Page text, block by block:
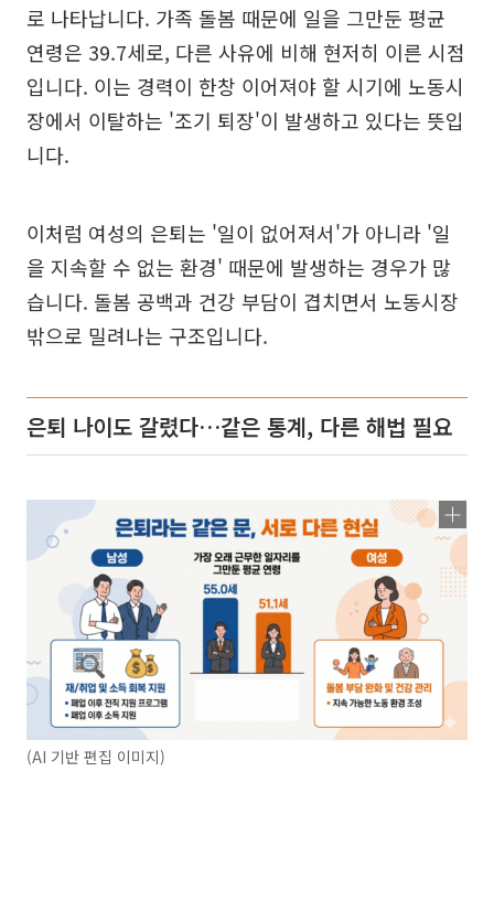
로 나타납니다. 가족 돌봄 때문에 일을 그만둔 평균
연령은 39.7세로, 다른 사유에 비해 현저히 이른 시점
입니다. 이는 경력이 한창 이어져야 할 시기에 노동시
장에서 이탈하는 '조기 퇴장'이 발생하고 있다는 뜻입
니다.
이처럼 여성의 은퇴는 '일이 없어져서'가 아니라 '일
을 지속할 수 없는 환경' 때문에 발생하는 경우가 많
습니다. 돌봄 공백과 건강 부담이 겹치면서 노동시장
밖으로 밀려나는 구조입니다.
은퇴 나이도 갈렸다…같은 통계, 다른 해법 필요
(AI 기반 편집 이미지)